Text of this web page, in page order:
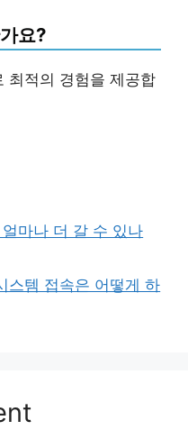
요?
최적의 경험을 제공합
마나 더 갈 수 있나
스템 접속은 어떻게 하